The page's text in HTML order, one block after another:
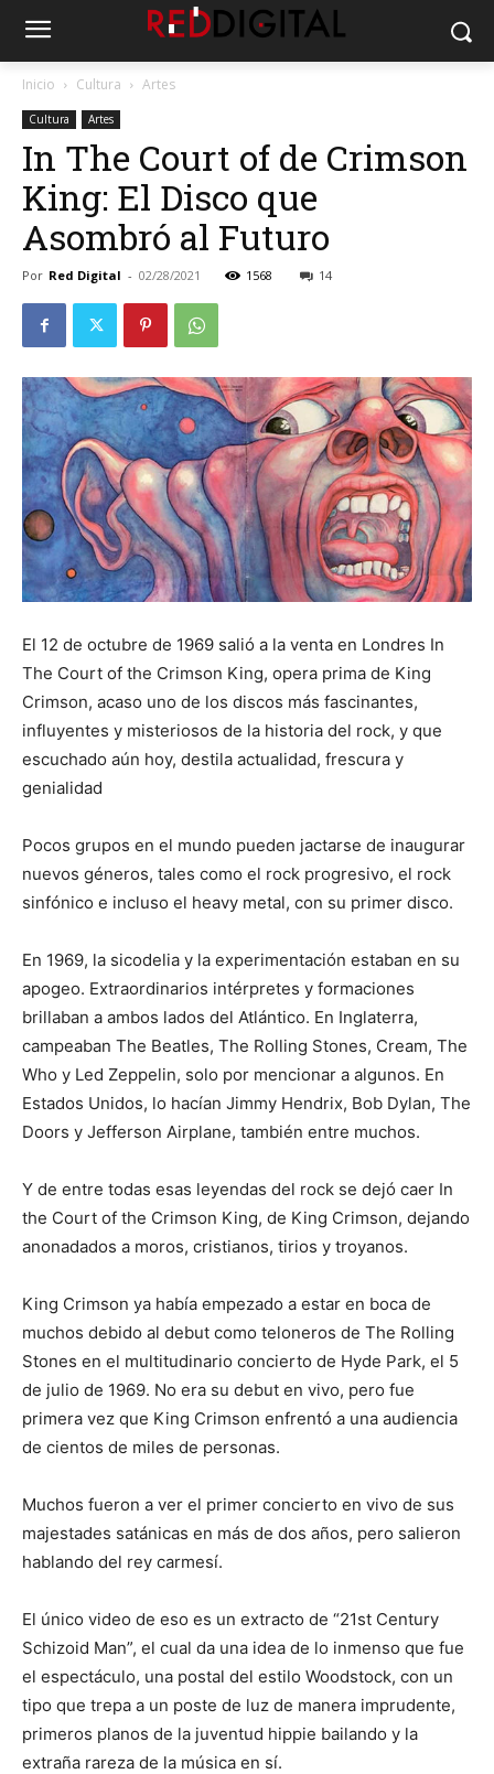
Inicio Cultura Artes
Cultura Artes
In The Court of de Crimson
King: El Disco que
Asombró al Futuro
Por Red Digital - 02/28/2021 1568 14
El 12 de octubre de 1969 salió a la venta en Londres In
The Court of the Crimson King, opera prima de King
Crimson, acaso uno de los discos más fascinantes,
influyentes y misteriosos de la historia del rock, y que
escuchado aún hoy, destila actualidad, frescura y
genialidad
Pocos grupos en el mundo pueden jactarse de inaugurar
nuevos géneros, tales como el rock progresivo, el rock
sinfónico e incluso el heavy metal, con su primer disco. ​
En 1969, la sicodelia y la experimentación estaban en su
apogeo. Extraordinarios intérpretes y formaciones
brillaban a ambos lados del Atlántico. En Inglaterra,
campeaban The Beatles, The Rolling Stones, Cream, The
Who y Led Zeppelin, solo por mencionar a algunos. En
Estados Unidos, lo hacían Jimmy Hendrix, Bob Dylan, The
Doors y Jefferson Airplane, también entre muchos.
Y de entre todas esas leyendas del rock se dejó caer In
the Court of the Crimson King, de King Crimson, dejando
anonadados a moros, cristianos, tirios y troyanos.
King Crimson ya había empezado a estar en boca de
muchos debido al debut como teloneros de The Rolling
Stones en el multitudinario concierto de Hyde Park, el 5
de julio de 1969. No era su debut en vivo, pero fue
primera vez que King Crimson enfrentó a una audiencia
de cientos de miles de personas.
Muchos fueron a ver el primer concierto en vivo de sus
majestades satánicas en más de dos años, pero salieron
hablando del rey carmesí.
El único video de eso es un extracto de “21st Century
Schizoid Man”, el cual da una idea de lo inmenso que fue
el espectáculo, una postal del estilo Woodstock, con un
tipo que trepa a un poste de luz de manera imprudente,
primeros planos de la juventud hippie bailando y la
extraña rareza de la música en sí.